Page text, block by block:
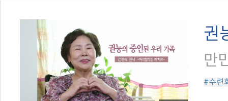
권
만
#수련